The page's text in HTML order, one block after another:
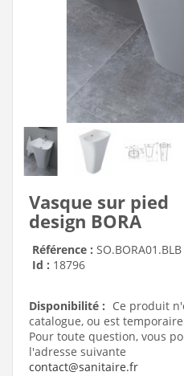
Vasque sur pied
design BORA
Référence : SO.BORA01.BLB
Id : 18796
Disponibilité : Ce produit
catalogue, ou est
Pour toute question, vous
l'adresse suivante
contact@sanitaire.fr